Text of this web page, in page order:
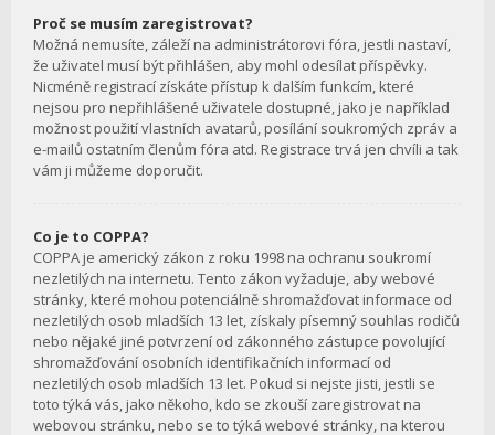
Proč se musím zaregistrovat?
Možná nemusíte, záleží na administrátorovi fóra, jestli nastaví,
že uživatel musí být přihlášen, aby mohl odesílat příspěvky.
Nicméně registrací získáte přístup k dalším funkcím, které
nejsou pro nepřihlášené uživatele dostupné, jako je například
možnost použití vlastních avatarů, posílání soukromých zpráv a
e-mailů ostatním členům fóra atd. Registrace trvá jen chvíli a tak
vám ji můžeme doporučit.
Co je to COPPA?
COPPA je americký zákon z roku 1998 na ochranu soukromí
nezletilých na internetu. Tento zákon vyžaduje, aby webové
stránky, které mohou potenciálně shromažďovat informace od
nezletilých osob mladších 13 let, získaly písemný souhlas rodičů
nebo nějaké jiné potvrzení od zákonného zástupce povolující
shromažďování osobních identifikačních informací od
nezletilých osob mladších 13 let. Pokud si nejste jisti, jestli se
toto týká vás, jako někoho, kdo se zkouší zaregistrovat na
webovou stránku, nebo se to týká webové stránky, na kterou